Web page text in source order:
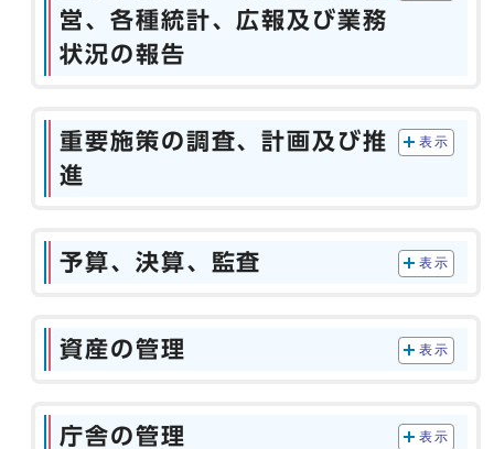
営、各種統計、広報及び業務
状況の報告
重要施策の調査、計画及び推
進
表示
予算、決算、監査 表示
資産の管理 表示
庁舎の管理 表示